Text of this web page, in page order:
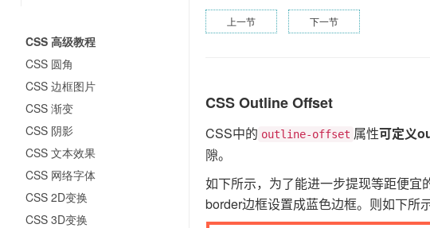
CSS 高级教程
CSS 圆角
CSS 边框图片
CSS 渐变
CSS 阴影
CSS 文本效果
CSS 网络字体
CSS 2D变换
CSS 3D变换
上一节 下一节
CSS Outline Offset
CSS中的 outline-offset 属性可定义
隙。
如下所示，为了能进一步提现等距便
border边框设置成蓝色边框。则如下所示